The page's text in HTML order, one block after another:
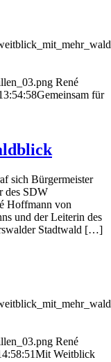
René
Gemeinsam für
sich Bürgermeister
des SDW
Hoffmann von
und der Leiterin des
Stadtwald […]
René
Mit Weitblick